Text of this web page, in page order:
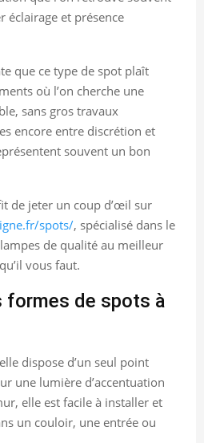
éclairage et présence
que ce type de spot plaît
où l’on cherche une
sans gros travaux
encore entre discrétion et
souvent un bon
de jeter un coup d’œil sur
spots/, spécialisé dans le
de qualité au meilleur
vous faut.
de spots à
dispose d’un seul point
une lumière d’accentuation
elle est facile à installer et
un couloir, une entrée ou